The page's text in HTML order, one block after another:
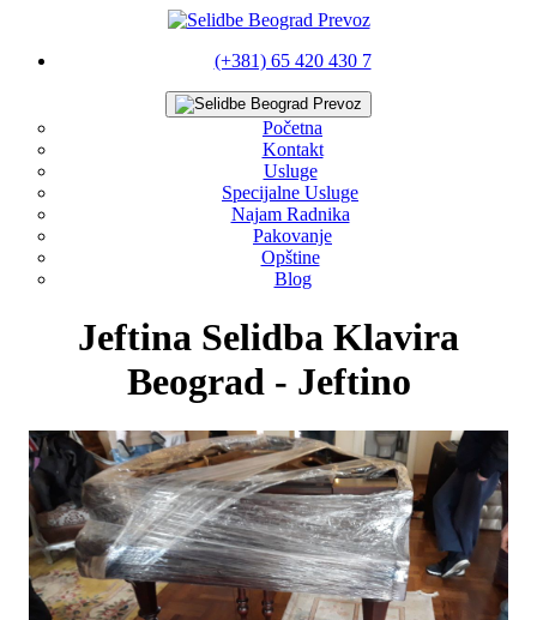
(+381) 65 420 430 7
Početna
Kontakt
Usluge
Specijalne Usluge
Najam Radnika
Pakovanje
Opštine
Blog
Jeftina Selidba Klavira
Beograd - Jeftino